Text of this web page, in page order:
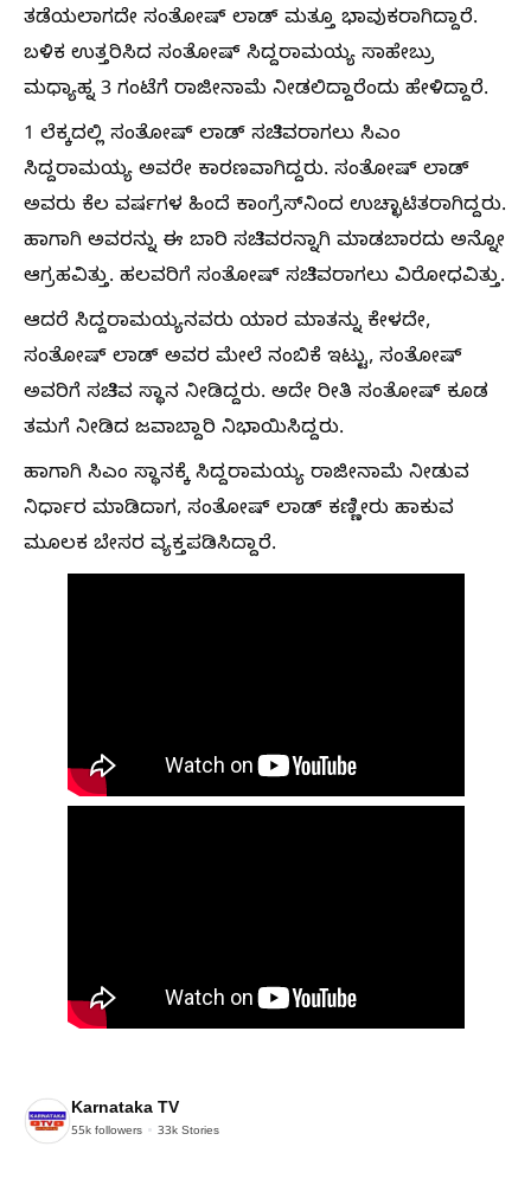
ತಡೆಯಲಾಗದೇ ಸಂತೋಷ್ ಲಾಡ್ ಮತ್ತೂ ಭಾವುಕರಾಗಿದ್ದಾರೆ.
ಬಳಿಕ ಉತ್ತರಿಸಿದ ಸಂತೋಷ್ ಸಿದ್ದರಾಮಯ್ಯ ಸಾಹೇಬ್ರು
ಮಧ್ಯಾಹ್ನ 3 ಗಂಟೆಗೆ ರಾಜೀನಾಮೆ ನೀಡಲಿದ್ದಾರೆಂದು ಹೇಳಿದ್ದಾರೆ.
1 ಲೆಕ್ಕದಲ್ಲಿ ಸಂತೋಷ್ ಲಾಡ್ ಸಚಿವರಾಗಲು ಸಿಎಂ
ಸಿದ್ದರಾಮಯ್ಯ ಅವರೇ ಕಾರಣವಾಗಿದ್ದರು. ಸಂತೋಷ್ ಲಾಡ್
ಅವರು ಕೆಲ ವರ್ಷಗಳ ಹಿಂದೆ ಕಾಂಗ್ರೆಸ್‌ನಿಂದ ಉಚ್ಛಾಟಿತರಾಗಿದ್ದರು.
ಹಾಗಾಗಿ ಅವರನ್ನು ಈ ಬಾರಿ ಸಚಿವರನ್ನಾಗಿ ಮಾಡಬಾರದು ಅನ್ನೋ
ಆಗ್ರಹವಿತ್ತು. ಹಲವರಿಗೆ ಸಂತೋಷ್ ಸಚಿವರಾಗಲು ವಿರೋಧವಿತ್ತು.
ಆದರೆ ಸಿದ್ದರಾಮಯ್ಯನವರು ಯಾರ ಮಾತನ್ನು ಕೇಳದೇ,
ಸಂತೋಷ್ ಲಾಡ್ ಅವರ ಮೇಲೆ ನಂಬಿಕೆ ಇಟ್ಟು, ಸಂತೋಷ್
ಅವರಿಗೆ ಸಚಿವ ಸ್ಥಾನ ನೀಡಿದ್ದರು. ಅದೇ ರೀತಿ ಸಂತೋಷ್ ಕೂಡ
ತಮಗೆ ನೀಡಿದ ಜವಾಬ್ದಾರಿ ನಿಭಾಯಿಸಿದ್ದರು.
ಹಾಗಾಗಿ ಸಿಎಂ ಸ್ಥಾನಕ್ಕೆ ಸಿದ್ದರಾಮಯ್ಯ ರಾಜೀನಾಮೆ ನೀಡುವ
ನಿರ್ಧಾರ ಮಾಡಿದಾಗ, ಸಂತೋಷ್ ಲಾಡ್ ಕಣ್ಣೀರು ಹಾಕುವ
ಮೂಲಕ ಬೇಸರ ವ್ಯಕ್ತಪಡಿಸಿದ್ದಾರೆ.
Karnataka TV
55k followers 33k Stories